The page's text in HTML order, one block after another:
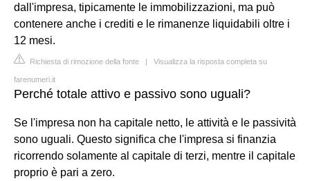
dall'impresa, tipicamente le immobilizzazioni, ma può
contenere anche i crediti e le rimanenze liquidabili oltre i
12 mesi.
Richiesta di rimozione della fonte | Visualizza la risposta completa su
farenumeri.it
Perché totale attivo e passivo sono uguali?
Se l'impresa non ha capitale netto, le attività e le passività
sono uguali. Questo significa che l'impresa si finanzia
ricorrendo solamente al capitale di terzi, mentre il capitale
proprio è pari a zero.